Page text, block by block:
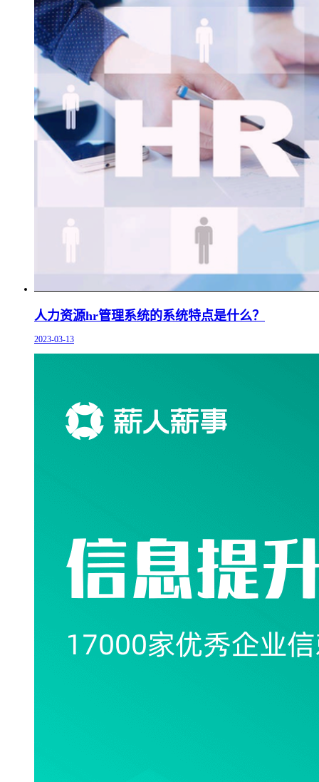
人力资源hr管理系统的系统特点是什么？
2023-03-13